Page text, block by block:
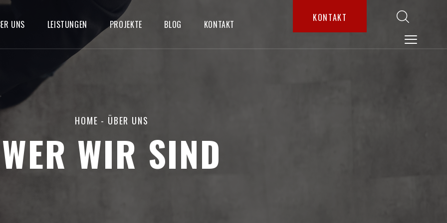
UNS LEISTUNGEN PROJEKTE BLOG KONTAKT
KONTAKT
HOME - ÜBER UNS
WER WIR SIND